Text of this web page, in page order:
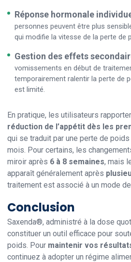
Réponse hormonale
personnes peuvent être plus
qui modifie la vitesse de la perte de
Gestion des effets
vomissements en début de
temporairement ralentir la perte de
est limité.
En pratique, les utilisateurs
réduction de l’appétit dès les
qui se traduit par une perte de
mois. Pour certains, les
miroir après 6 à 8 semaines, mais
apparaît généralement après
traitement est associé à un mode
Conclusion
Saxenda®, administré à la dose
constituer un outil efficace pour
poids. Pour maintenir vos
continuez à adopter un régime